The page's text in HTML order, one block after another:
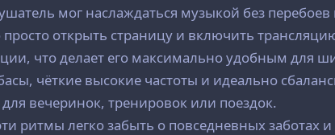
мог наслаждаться музыкой без
открыть страницу и включить
что делает его максимально удобным для
чёткие высокие частоты и идеально
вечеринок, тренировок или поездок.
ритмы легко забыть о повседневных заботах